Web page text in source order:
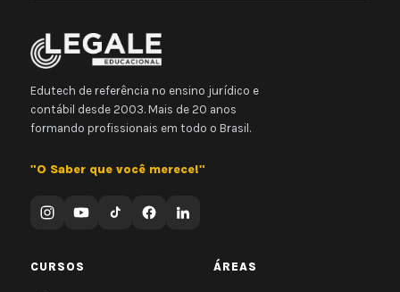
Edutech de referência no ensino jurídico e
contábil desde 2003. Mais de 20 anos
formando profissionais em todo o Brasil.
"O Saber que você merece!"
CURSOS ÁREAS